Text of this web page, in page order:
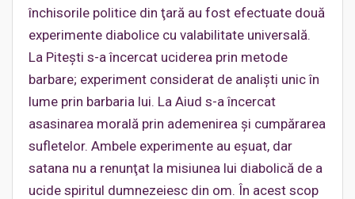
închisorile politice din ţară au fost efectuate două
experimente diabolice cu valabilitate universală.
La Piteşti s-a încercat uciderea prin metode
barbare; experiment considerat de analişti unic în
lume prin barbaria lui. La Aiud s-a încercat
asasinarea morală prin ademenirea şi cumpărarea
sufletelor. Ambele experimente au eşuat, dar
satana nu a renunţat la misiunea lui diabolică de a
ucide spiritul dumnezeiesc din om. În acest scop